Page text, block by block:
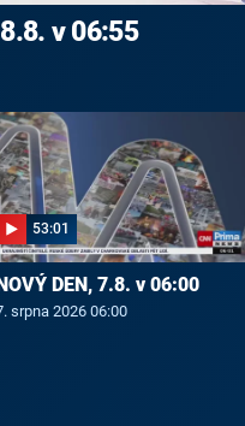
8.8. v 06:55
53:01
DEN, 7.8. v 06:00
srpna 2026 06:00